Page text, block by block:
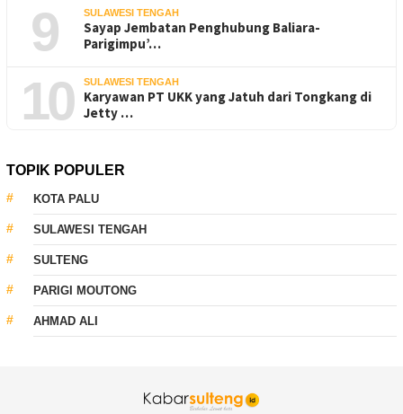
9 SULAWESI TENGAH
Sayap Jembatan Penghubung Baliara-
Parigimpu’…
10 SULAWESI TENGAH
Karyawan PT UKK yang Jatuh dari Tongkang di
Jetty …
TOPIK POPULER
KOTA PALU
SULAWESI TENGAH
SULTENG
PARIGI MOUTONG
AHMAD ALI